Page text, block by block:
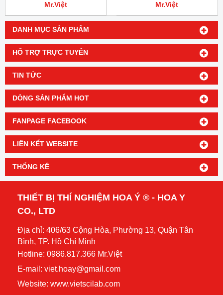
DANH MỤC SẢN PHẨM
HỔ TRỢ TRỰC TUYẾN
TIN TỨC
DÒNG SẢN PHẨM HOT
FANPAGE FACEBOOK
LIÊN KẾT WEBSITE
THỐNG KÊ
Mr.Việt
Mr.Việt
THIẾT BỊ THÍ NGHIỆM HOA Ý ® - HOA Y
CO., LTD
Địa chỉ: 406/63 Cộng Hòa, Phường 13, Quận Tân
Bình, TP. Hồ Chí Minh
Hotline: 0986.817.366 Mr.Việt
E-mail: viet.hoay@gmail.com
Website: www.vietscilab.com